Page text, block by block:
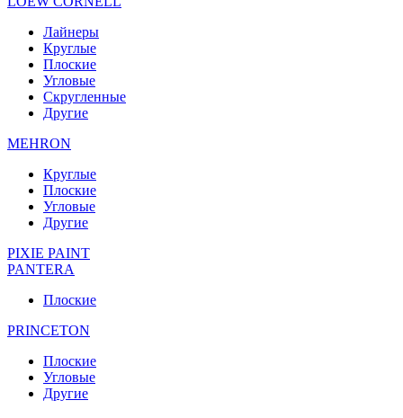
Лайнеры
Круглые
Плоские
Угловые
Скругленные
Другие
MEHRON
Круглые
Плоские
Угловые
Другие
PIXIE PAINT
PANTERA
Плоские
PRINCETON
Плоские
Угловые
Другие